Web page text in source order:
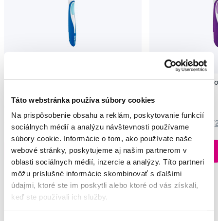
Táto webstránka používa súbory cookies
Na prispôsobenie obsahu a reklám, poskytovanie funkcií
sociálnych médií a analýzu návštevnosti používame
súbory cookie. Informácie o tom, ako používate naše
webové stránky, poskytujeme aj našim partnerom v
oblasti sociálnych médií, inzercie a analýzy. Títo partneri
môžu príslušné informácie skombinovať s ďalšími
údajmi, ktoré ste im poskytli alebo ktoré od vás získali,
keď ste používali ich služby.
4,75 €
5,0 /5 (19x)
Do košíku
Ihneď v
3 prodejnách
GUM Activital Ultra
4,75 €
Do košíku
Vybrané dotazy a články